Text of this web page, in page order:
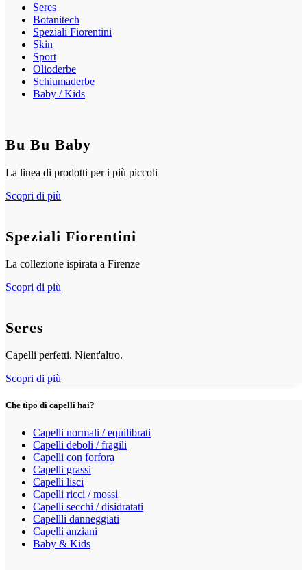
Seres
Botanitech
Speziali Fiorentini
Skin
Sport
Olioderbe
Schiumaderbe
Baby / Kids
Bu Bu Baby
La linea di prodotti per i più piccoli
Scopri di più
Speziali Fiorentini
La collezione ispirata a Firenze
Scopri di più
Seres
Capelli perfetti. Nient'altro.
Scopri di più
Che tipo di capelli hai?
Capelli normali / equilibrati
Capelli deboli / fragili
Capelli con forfora
Capelli grassi
Capelli lisci
Capelli ricci / mossi
Capelli secchi / disidratati
Capellli danneggiati
Capelli anziani
Baby & Kids